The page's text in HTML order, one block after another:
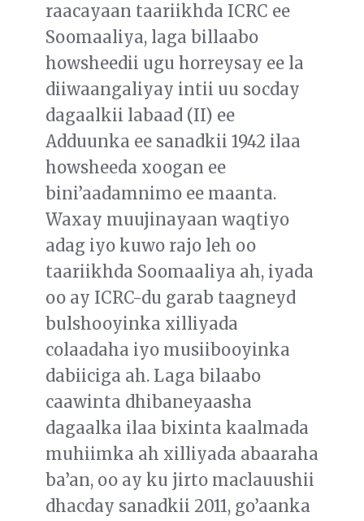
raacayaan taariikhda ICRC ee
Soomaaliya, laga billaabo
howsheedii ugu horreysay ee la
diiwaangaliyay intii uu socday
dagaalkii labaad (II) ee
Adduunka ee sanadkii 1942 ilaa
howsheeda xoogan ee
bini’aadamnimo ee maanta.
Waxay muujinayaan waqtiyo
adag iyo kuwo rajo leh oo
taariikhda Soomaaliya ah, iyada
oo ay ICRC-du garab taagneyd
bulshooyinka xilliyada
colaadaha iyo musiibooyinka
dabiiciga ah. Laga bilaabo
caawinta dhibaneyaasha
dagaalka ilaa bixinta kaalmada
muhiimka ah xilliyada abaaraha
ba’an, oo ay ku jirto maclauushii
dhacday sanadkii 2011, go’aanka